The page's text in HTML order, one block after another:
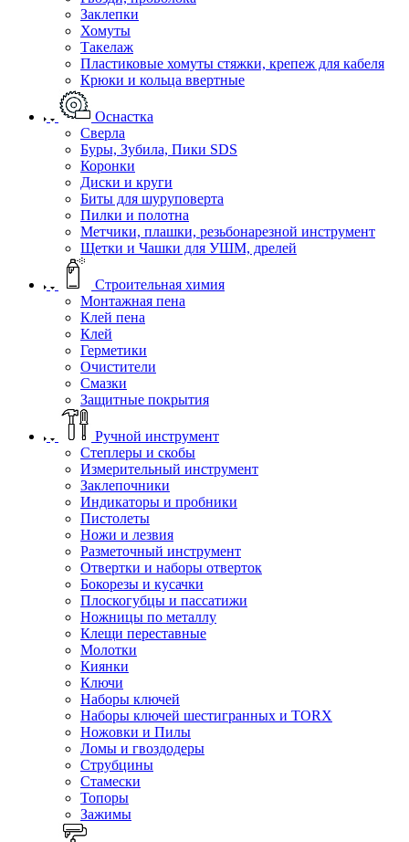
Заклепки
Хомуты
Такелаж
Пластиковые хомуты стяжки, крепеж для кабеля
Крюки и кольца ввертные
Оснастка
Сверла
Буры, Зубила, Пики SDS
Коронки
Диски и круги
Биты для шуруповерта
Пилки и полотна
Метчики, плашки, резьбонарезной инструмент
Щетки и Чашки для УШМ, дрелей
Строительная химия
Монтажная пена
Клей пена
Клей
Герметики
Очистители
Смазки
Защитные покрытия
Ручной инструмент
Степлеры и скобы
Измерительный инструмент
Заклепочники
Индикаторы и пробники
Пистолеты
Ножи и лезвия
Разметочный инструмент
Отвертки и наборы отверток
Бокорезы и кусачки
Плоскогубцы и пассатижи
Ножницы по металлу
Клещи переставные
Молотки
Киянки
Ключи
Наборы ключей
Наборы ключей шестигранных и TORX
Ножовки и Пилы
Ломы и гвоздодеры
Струбцины
Стамески
Топоры
Зажимы